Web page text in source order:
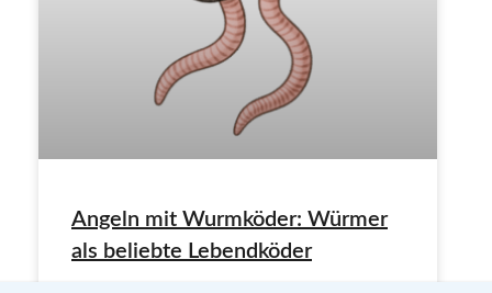
Angeln mit Wurmköder: Würmer
als beliebte Lebendköder